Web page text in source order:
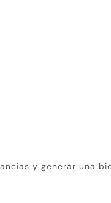
y generar una